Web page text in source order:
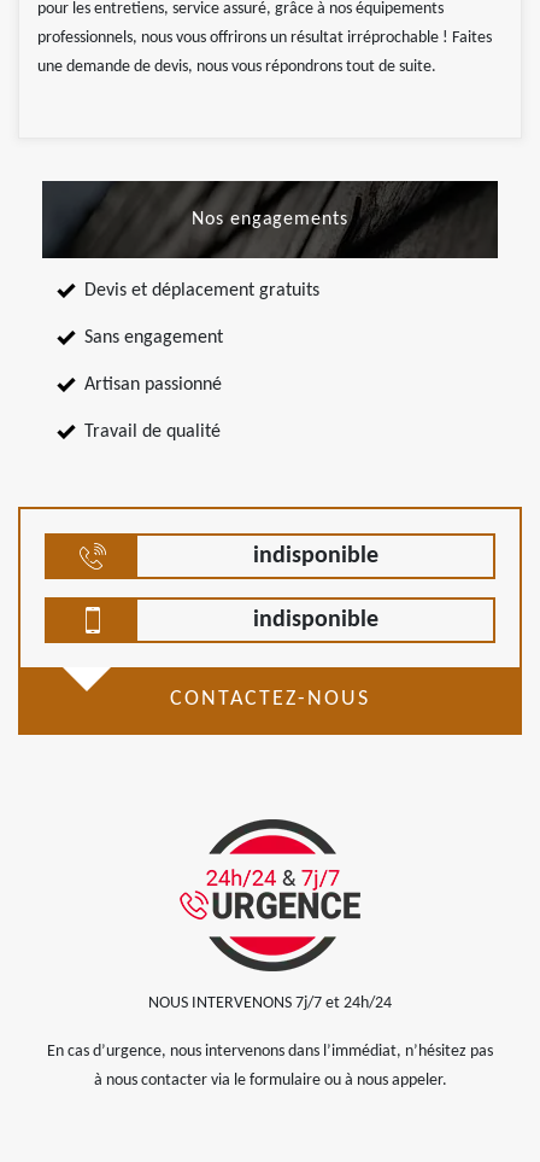
pour les entretiens, service assuré, grâce à nos équipements
professionnels, nous vous offrirons un résultat irréprochable ! Faites
une demande de devis, nous vous répondrons tout de suite.
Nos engagements
Devis et déplacement gratuits
Sans engagement
Artisan passionné
Travail de qualité
indisponible
indisponible
CONTACTEZ-NOUS
NOUS INTERVENONS 7j/7 et 24h/24
En cas d’urgence, nous intervenons dans l’immédiat, n’hésitez pas
à nous contacter via le formulaire ou à nous appeler.